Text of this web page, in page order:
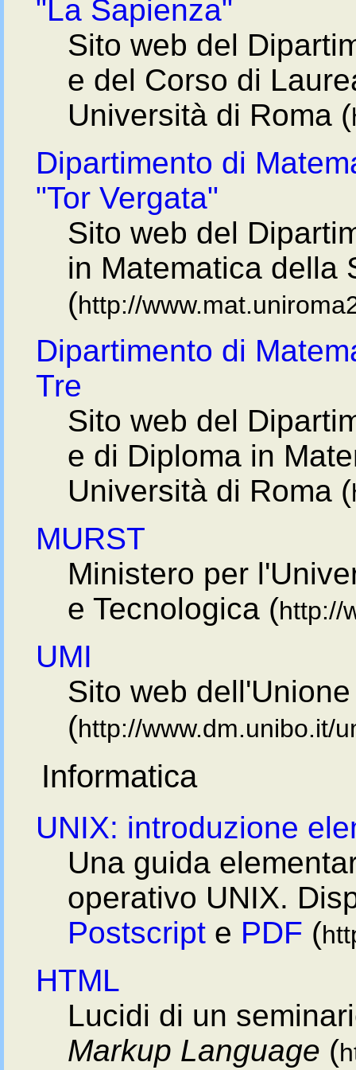
"La Sapienza"
Sito web del
e del Corso di
Università di Roma (
Dipartimento di
"Tor Vergata"
Sito web del
in Matematica della
(http://
Dipartimento di
Tre
Sito web del
e di Diploma in
Università di Roma (
MURST
Ministero per
e Tecnologica (http://
UMI
Sito web
(http://www.dm.unibo.it/
Informatica
UNIX: introduzione
Una guida
operativo UNIX.
Postscript e PDF (
HTML
Lucidi di un
Markup Language (